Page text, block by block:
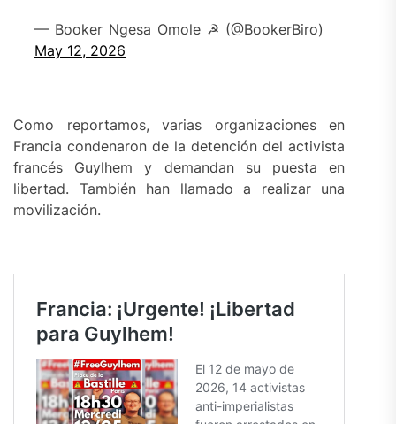
— Booker Ngesa Omole ☭ (@BookerBiro)
May 12, 2026
Como reportamos, varias organizaciones en
Francia condenaron de la detención del activista
francés Guylhem y demandan su puesta en
libertad. También han llamado a realizar una
movilización.